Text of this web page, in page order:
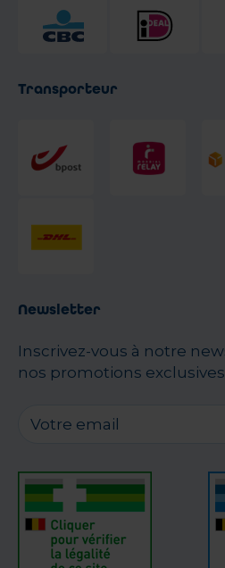
Transporteur
Newsletter
Inscrivez-vous à notre
nos promotions exclusives